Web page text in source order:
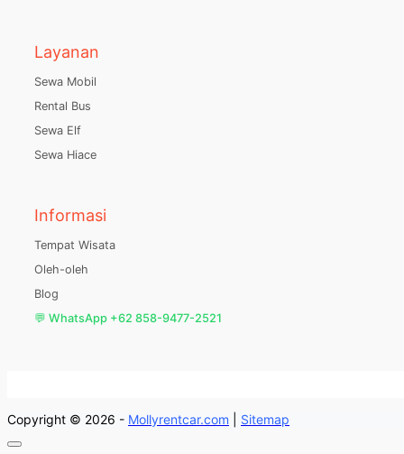
Layanan
Sewa Mobil
Rental Bus
Sewa Elf
Sewa Hiace
Informasi
Tempat Wisata
Oleh-oleh
Blog
💬 WhatsApp +62 858-9477-2521
Copyright © 2026 - Mollyrentcar.com Sitemap